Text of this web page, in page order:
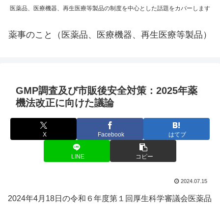
医薬品、医療機器、再生医療等製品の制度を中心とした話題をカバーします
薬事のこと（医薬品、医療機器、再生医療等製品）
GMP調査及び市販後安全対策：2025年薬
機法改正に向けた議論
X Facebook はてブ
LINE コピー
2024.07.15
2024年4月18日の令和６年度第１回厚生科学審議会医薬品